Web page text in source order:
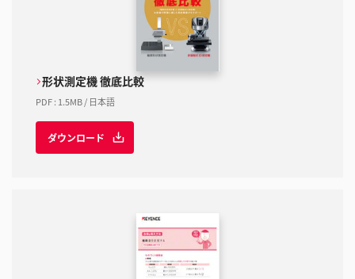
形状測定機 徹底比較
PDF: 1.5MB/ 日本語
ダウンロード